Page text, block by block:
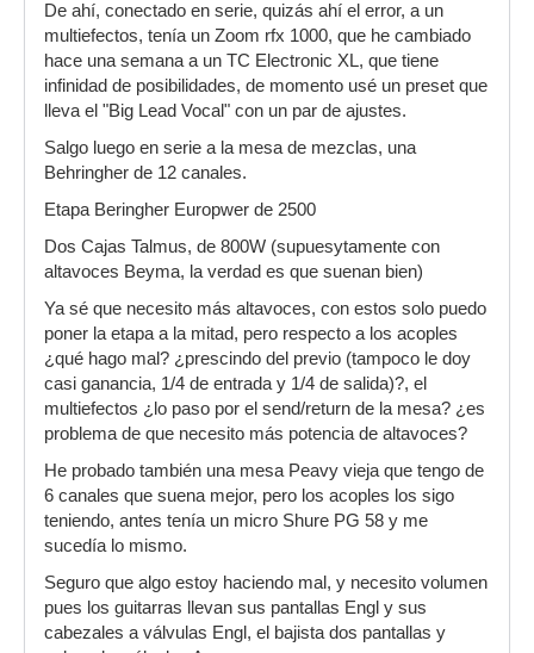
De ahí, conectado en serie, quizás ahí el error, a un
multiefectos, tenía un Zoom rfx 1000, que he cambiado
hace una semana a un TC Electronic XL, que tiene
infinidad de posibilidades, de momento usé un preset que
lleva el "Big Lead Vocal" con un par de ajustes.
Salgo luego en serie a la mesa de mezclas, una
Behringher de 12 canales.
Etapa Beringher Europwer de 2500
Dos Cajas Talmus, de 800W (supuesytamente con
altavoces Beyma, la verdad es que suenan bien)
Ya sé que necesito más altavoces, con estos solo puedo
poner la etapa a la mitad, pero respecto a los acoples
¿qué hago mal? ¿prescindo del previo (tampoco le doy
casi ganancia, 1/4 de entrada y 1/4 de salida)?, el
multiefectos ¿lo paso por el send/return de la mesa? ¿es
problema de que necesito más potencia de altavoces?
He probado también una mesa Peavy vieja que tengo de
6 canales que suena mejor, pero los acoples los sigo
teniendo, antes tenía un micro Shure PG 58 y me
sucedía lo mismo.
Seguro que algo estoy haciendo mal, y necesito volumen
pues los guitarras llevan sus pantallas Engl y sus
cabezales a válvulas Engl, el bajista dos pantallas y